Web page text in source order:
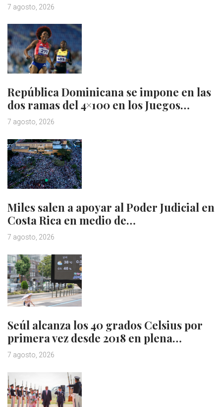
7 agosto, 2026
República Dominicana se impone en las
dos ramas del 4×100 en los Juegos…
7 agosto, 2026
Miles salen a apoyar al Poder Judicial en
Costa Rica en medio de…
7 agosto, 2026
Seúl alcanza los 40 grados Celsius por
primera vez desde 2018 en plena…
7 agosto, 2026